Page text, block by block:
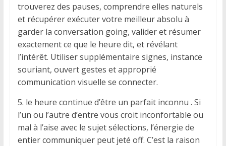
trouverez des pauses, comprendre elles naturels
et récupérer exécuter votre meilleur absolu à
garder la conversation going, valider et résumer
exactement ce que le heure dit, et révélant
l’intérêt. Utiliser supplémentaire signes, instance
souriant, ouvert gestes et approprié
communication visuelle se connecter.
5. le heure continue d’être un parfait inconnu . Si
l’un ou l’autre d’entre vous croit inconfortable ou
mal à l’aise avec le sujet sélections, l’énergie de
entier communiquer peut jeté off. C’est la raison